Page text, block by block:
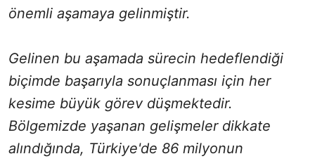
önemli aşamaya gelinmiştir.
Gelinen bu aşamada sürecin hedeflendiği
biçimde başarıyla sonuçlanması için her
kesime büyük görev düşmektedir.
Bölgemizde yaşanan gelişmeler dikkate
alındığında, Türkiye'de 86 milyonun